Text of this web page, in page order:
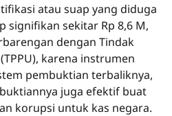
atau suap yang diduga
signifikan sekitar Rp 8,6 M,
dengan Tindak
karena instrumen
pembuktian terbaliknya,
juga efektif buat
korupsi untuk kas negara.